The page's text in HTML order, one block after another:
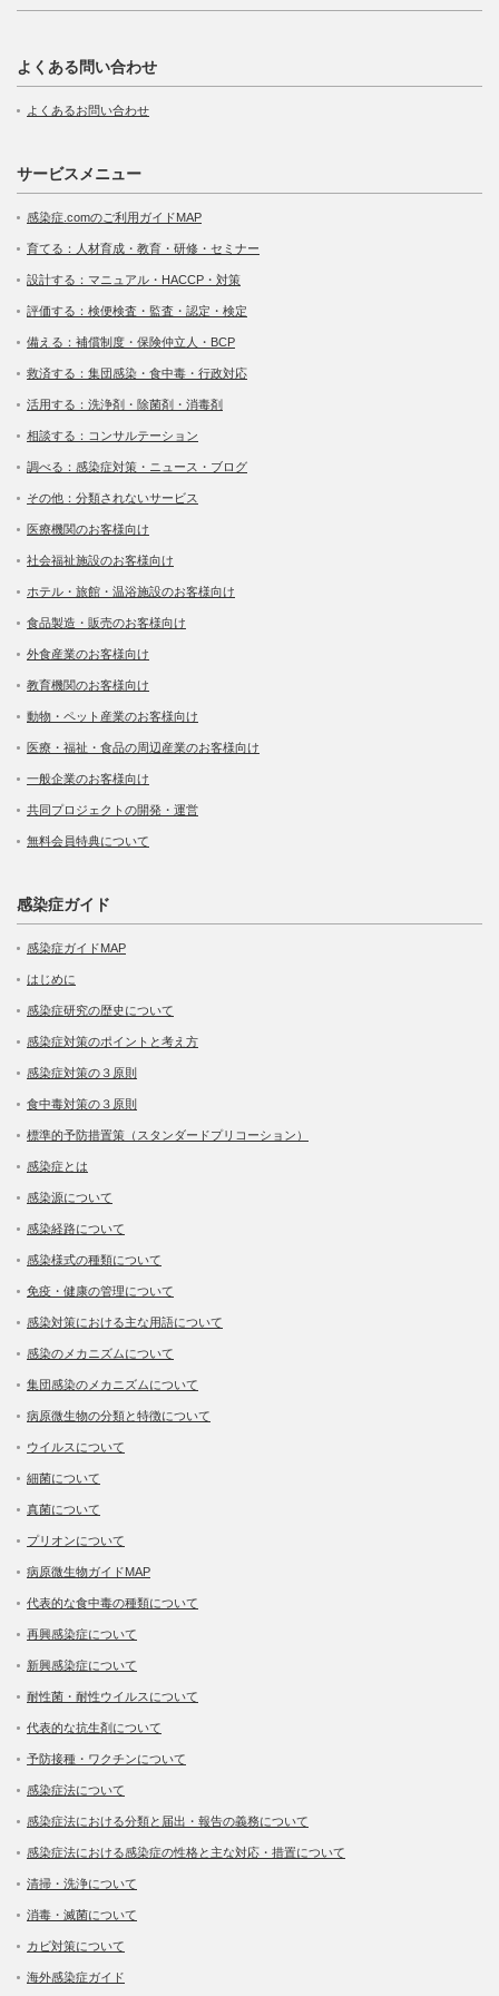
よくある問い合わせ
よくあるお問い合わせ
サービスメニュー
感染症.comのご利用ガイドMAP
育てる：人材育成・教育・研修・セミナー
設計する：マニュアル・HACCP・対策
評価する：検便検査・監査・認定・検定
備える：補償制度・保険仲立人・BCP
救済する：集団感染・食中毒・行政対応
活用する：洗浄剤・除菌剤・消毒剤
相談する：コンサルテーション
調べる：感染症対策・ニュース・ブログ
その他：分類されないサービス
医療機関のお客様向け
社会福祉施設のお客様向け
ホテル・旅館・温浴施設のお客様向け
食品製造・販売のお客様向け
外食産業のお客様向け
教育機関のお客様向け
動物・ペット産業のお客様向け
医療・福祉・食品の周辺産業のお客様向け
一般企業のお客様向け
共同プロジェクトの開発・運営
無料会員特典について
感染症ガイド
感染症ガイドMAP
はじめに
感染症研究の歴史について
感染症対策のポイントと考え方
感染症対策の３原則
食中毒対策の３原則
標準的予防措置策（スタンダードプリコーション）
感染症とは
感染源について
感染経路について
感染様式の種類について
免疫・健康の管理について
感染対策における主な用語について
感染のメカニズムについて
集団感染のメカニズムについて
病原微生物の分類と特徴について
ウイルスについて
細菌について
真菌について
プリオンについて
病原微生物ガイドMAP
代表的な食中毒の種類について
再興感染症について
新興感染症について
耐性菌・耐性ウイルスについて
代表的な抗生剤について
予防接種・ワクチンについて
感染症法について
感染症法における分類と届出・報告の義務について
感染症法における感染症の性格と主な対応・措置について
清掃・洗浄について
消毒・滅菌について
カビ対策について
海外感染症ガイド